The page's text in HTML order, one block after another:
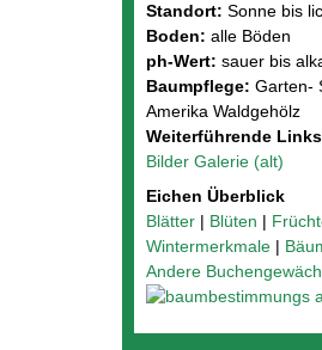
Standort: Sonne bis
Boden: alle Böden
ph-Wert: sauer bis
Baumpflege: Garten-
Amerika Waldgehölz
Weiterführende
Bilder Galerie (alt)
Eichen Überblick
Blätter | Blüten |
Wintermerkmale |
Andere